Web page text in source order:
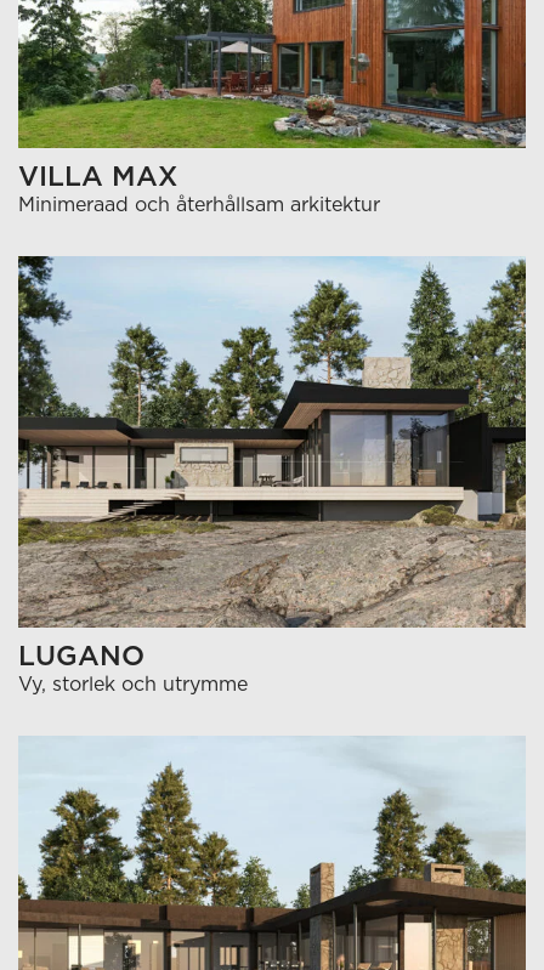
VILLA MAX
Minimeraad och återhållsam arkitektur
LUGANO
Vy, storlek och utrymme